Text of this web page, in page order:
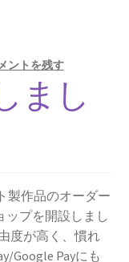
ントを残す
まし
製作品のオーダー
ップを開設しまし
度が高く、慣れ
Google Payにも